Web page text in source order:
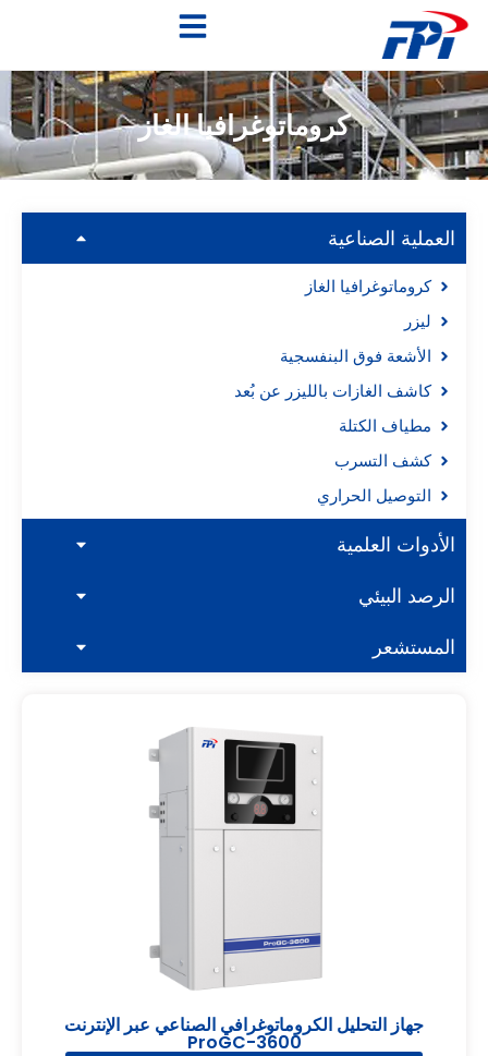
كروماتوغرافيا الغاز
العملية الصناعية
كروماتوغرافيا الغاز
ليزر
الأشعة فوق البنفسجية
كاشف الغازات بالليزر عن بُعد
مطياف الكتلة
كشف التسرب
التوصيل الحراري
الأدوات العلمية
الرصد البيئي
المستشعر
جهاز التحليل الكروماتوغرافي الصناعي عبر الإنترنت
ProGC-3600